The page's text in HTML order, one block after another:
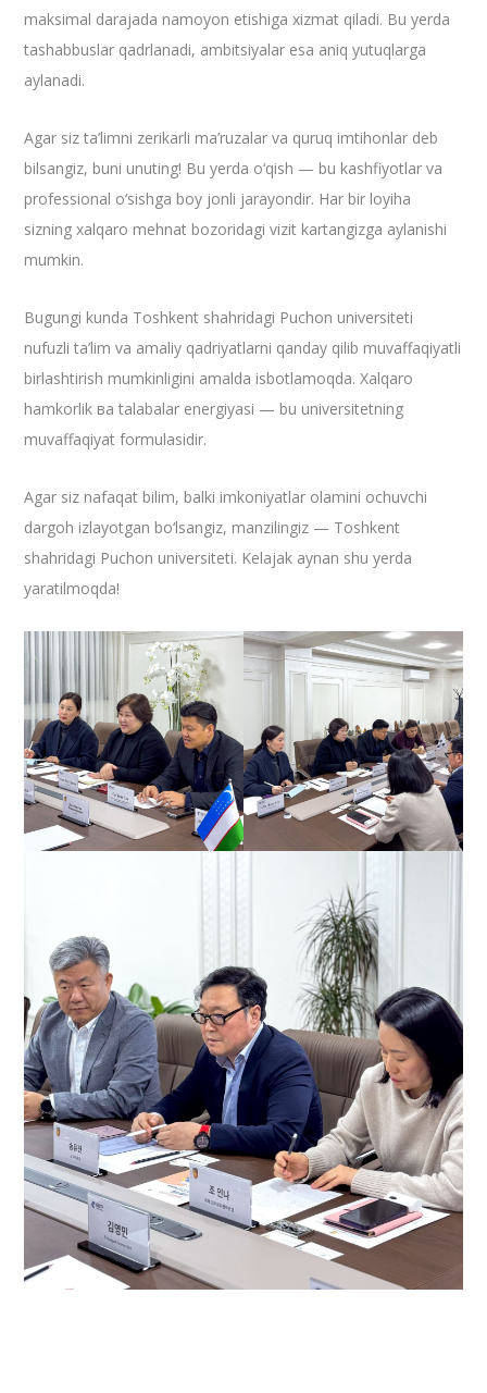
maksimal darajada namoyon etishiga xizmat qiladi. Bu yerda
tashabbuslar qadrlanadi, ambitsiyalar esa aniq yutuqlarga
aylanadi.
​Agar siz ta’limni zerikarli ma’ruzalar va quruq imtihonlar deb
bilsangiz, buni unuting! Bu yerda o‘qish — bu kashfiyotlar va
professional o‘sishga boy jonli jarayondir. Har bir loyiha
sizning xalqaro mehnat bozoridagi vizit kartangizga aylanishi
mumkin.
​Bugungi kunda Toshkent shahridagi Puchon universiteti
nufuzli ta’lim va amaliy qadriyatlarni qanday qilib muvaffaqiyatli
birlashtirish mumkinligini amalda isbotlamoqda. Xalqaro
hamkorlik ва talabalar energiyasi — bu universitetning
muvaffaqiyat formulasidir.
​Agar siz nafaqat bilim, balki imkoniyatlar olamini ochuvchi
dargoh izlayotgan bo‘lsangiz, manzilingiz — Toshkent
shahridagi Puchon universiteti. Kelajak aynan shu yerda
yaratilmoqda!